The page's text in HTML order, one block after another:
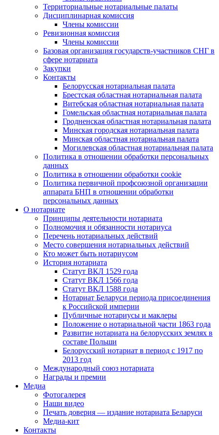
Территориальные нотариальные палаты
Дисциплинарная комиссия
Члены комиссии
Ревизионная комиссия
Члены комиссии
Базовая организация государств-участников СНГ в
сфере нотариата
Закупки
Контакты
Белорусская нотариальная палата
Брестская областная нотариальная палата
Витебская областная нотариальная палата
Гомельская областная нотариальная палата
Гродненская областная нотариальная палата
Минская городская нотариальная палата
Минская областная нотариальная палата
Могилевская областная нотариальная палата
Политика в отношении обработки персональных
данных
Политика в отношении обработки cookie
Политика первичной профсоюзной организации
аппарата БНП в отношении обработки
персональных данных
О нотариате
Принципы деятельности нотариата
Полномочия и обязанности нотариуса
Перечень нотариальных действий
Место совершения нотариальных действий
Кто может быть нотариусом
История нотариата
Статут ВКЛ 1529 года
Статут ВКЛ 1566 года
Статут ВКЛ 1588 года
Нотариат Беларуси периода присоединения
к Российской империи
Публичные нотариусы и маклеры
Положение о нотариальной части 1863 года
Развитие нотариата на белорусских землях в
составе Польши
Белорусский нотариат в период с 1917 по
2013 год
Международный союз нотариата
Награды и премии
Медиа
Фотогалерея
Наши видео
Печать доверия — издание нотариата Беларуси
Медиа-кит
Контакты